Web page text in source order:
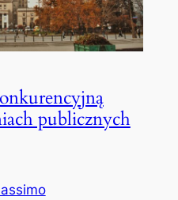
publicznych